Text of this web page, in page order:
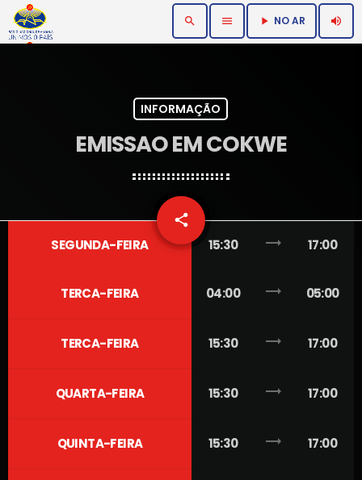
search menu play_arrow NO AR volume_up
INFORMAÇÃO
EMISSAO EM COKWE
share
email
SEGUNDA-FEIRA
15:30 trending_flat 17:00
TERCA-FEIRA 04:00 trending_flat 05:00
TERCA-FEIRA 15:30 trending_flat 17:00
QUARTA-FEIRA 15:30 trending_flat 17:00
QUINTA-FEIRA 15:30 trending_flat 17:00